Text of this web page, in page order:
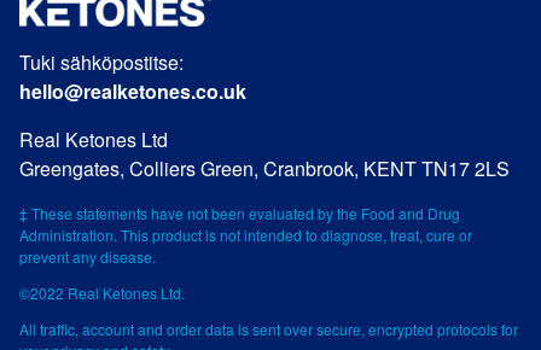
Tuki sähköpostitse:
hello@realketones.co.uk
Real Ketones Ltd
Greengates, Colliers Green, Cranbrook, KENT TN17 2LS
‡ These statements have not been evaluated by the Food and Drug
Administration. This product is not intended to diagnose, treat, cure or
prevent any disease.
©2022 Real Ketones Ltd.
All traffic, account and order data is sent over secure, encrypted protocols for